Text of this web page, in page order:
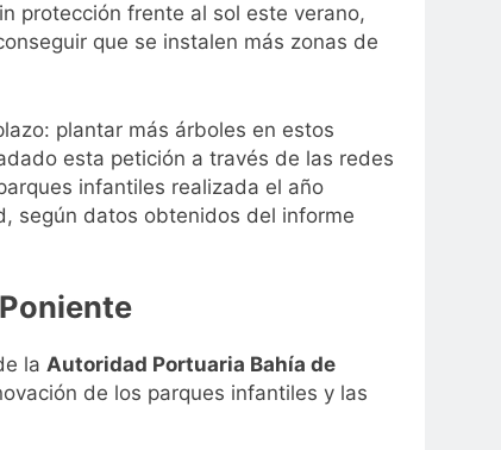
protección frente al sol este verano,
que se instalen más zonas de
plantar más árboles en estos
esta petición a través de las redes
infantiles realizada el año
según datos obtenidos del informe
la Autoridad Portuaria Bahía de
de los parques infantiles y las